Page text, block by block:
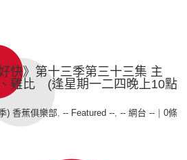
快》第十三季第三十三集 主
雞比 (逢星期一二四晚上10點
) 香蕉俱樂部, -- Featured --, -- 網台 --
0條